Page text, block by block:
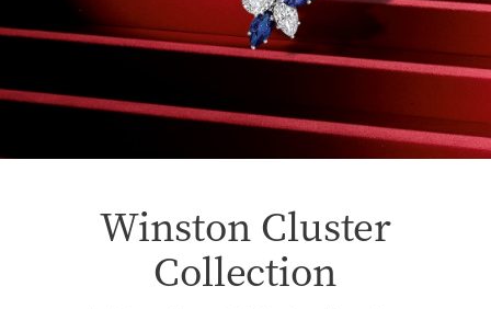
Winston Cluster
Collection